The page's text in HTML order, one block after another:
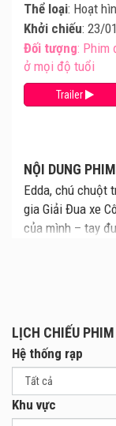
NỘI DUNG
Edda, chú chuột
gia Giải Đua xe
của mình – tay
nghiệt, Edda
Thể loại: Hoạt
Khởi chiếu: 23/
Đối tượng: Phim
ở mọi độ tuổi
Trailer
LỊCH CHIẾU
Hệ thống rạp
Khu vực